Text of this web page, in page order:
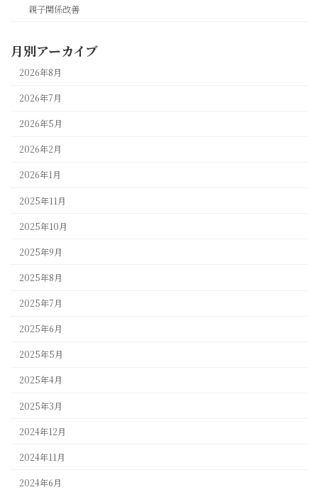
親子関係改善
月別アーカイブ
2026年8月
2026年7月
2026年5月
2026年2月
2026年1月
2025年11月
2025年10月
2025年9月
2025年8月
2025年7月
2025年6月
2025年5月
2025年4月
2025年3月
2024年12月
2024年11月
2024年6月